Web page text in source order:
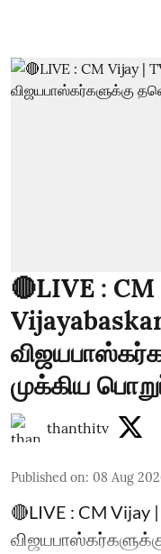
🔴LIVE :
முக்கிய
thanthitv
Published on: 08 Aug
🔴LIVE : CM Vijay